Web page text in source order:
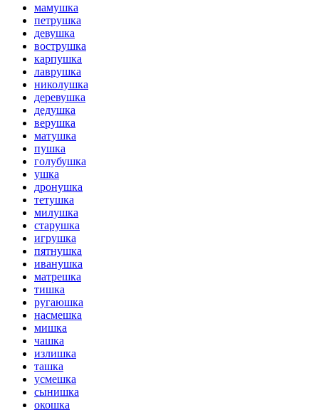
мамушка
петрушка
девушка
вострушка
карпушка
лаврушка
николушка
деревушка
дедушка
верушка
матушка
пушка
голубушка
ушка
дронушка
тетушка
милушка
старушка
игрушка
пятнушка
иванушка
матрешка
тишка
ругаюшка
насмешка
мишка
чашка
излишка
ташка
усмешка
сынишка
окошка